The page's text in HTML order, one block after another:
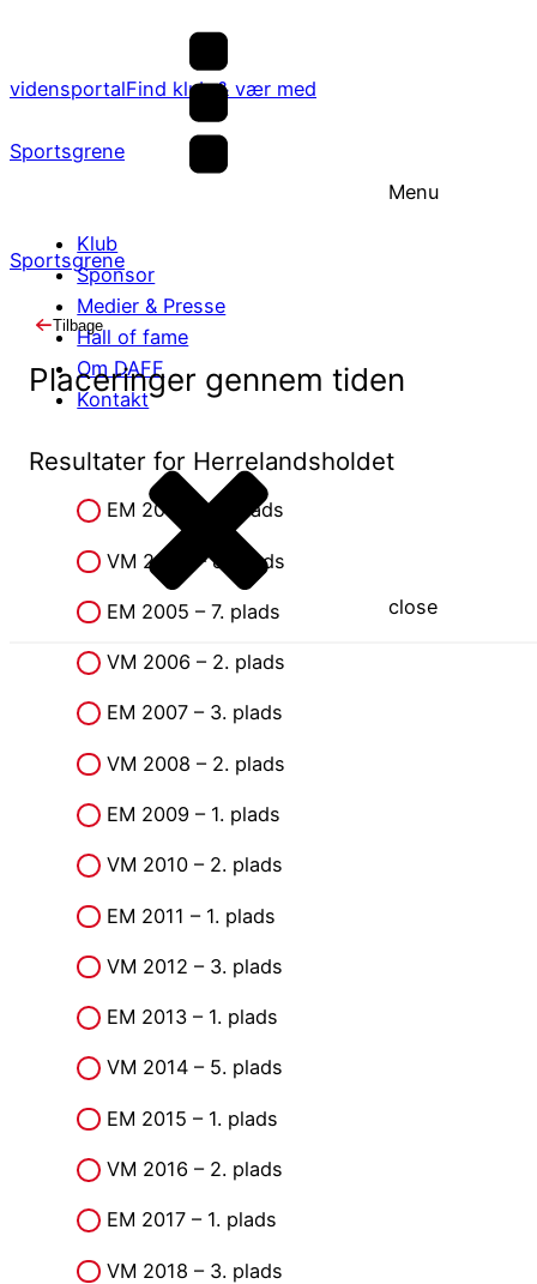
Menu
Klub
Sponsor
Medier & Presse
Hall of fame
Om DAFF
Kontakt
close
vidensportalFind klub & vær med
Sportsgrene
Sportsgrene
Tilbage
Placeringer gennem tiden
Resultater for Herrelandsholdet
EM 2003 – 3. plads
VM 2004 – 8. plads
EM 2005 – 7. plads
VM 2006 – 2. plads
EM 2007 – 3. plads
VM 2008 – 2. plads
EM 2009 – 1. plads
VM 2010 – 2. plads
EM 2011 – 1. plads
VM 2012 – 3. plads
EM 2013 – 1. plads
VM 2014 – 5. plads
EM 2015 – 1. plads
VM 2016 – 2. plads
EM 2017 – 1. plads
VM 2018 – 3. plads